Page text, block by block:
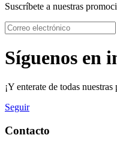
Suscríbete a nuestras
Síguenos en
¡Y enterate de todas
Seguir
Contacto